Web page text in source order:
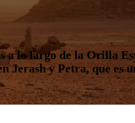
a lo largo de la Orilla
Jerash y Petra, que es